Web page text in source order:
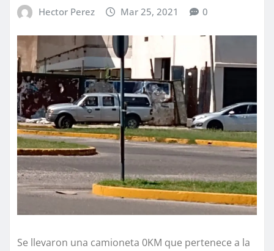
Hector Perez Mar 25, 2021 0
Se llevaron una camioneta 0KM que pertenece a la